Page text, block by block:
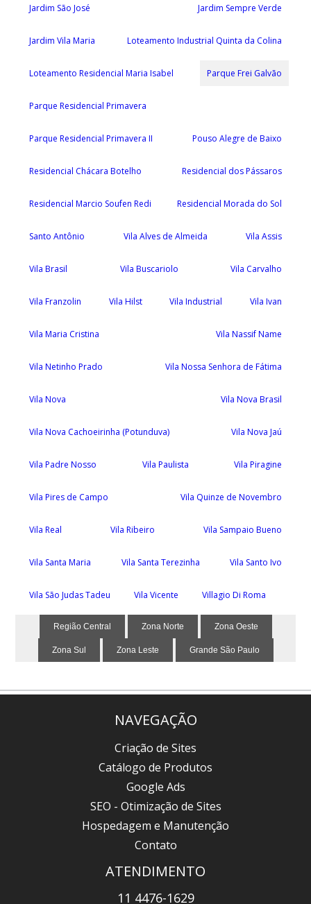
Jardim São José Jardim Sempre Verde
Jardim Vila Maria Loteamento Industrial Quinta da Colina
Loteamento Residencial Maria Isabel Parque Frei Galvão
Parque Residencial Primavera
Parque Residencial Primavera II Pouso Alegre de Baixo
Residencial Chácara Botelho Residencial dos Pássaros
Residencial Marcio Soufen Redi Residencial Morada do Sol
Santo Antônio Vila Alves de Almeida Vila Assis
Vila Brasil Vila Buscariolo Vila Carvalho
Vila Franzolin Vila Hilst Vila Industrial Vila Ivan
Vila Maria Cristina Vila Nassif Name
Vila Netinho Prado Vila Nossa Senhora de Fátima
Vila Nova Vila Nova Brasil
Vila Nova Cachoeirinha (Potunduva) Vila Nova Jaú
Vila Padre Nosso Vila Paulista Vila Piragine
Vila Pires de Campo Vila Quinze de Novembro
Vila Real Vila Ribeiro Vila Sampaio Bueno
Vila Santa Maria Vila Santa Terezinha Vila Santo Ivo
Vila São Judas Tadeu Vila Vicente Villagio Di Roma
Região Central Zona Norte Zona Oeste
Zona Sul Zona Leste Grande São Paulo
NAVEGAÇÃO
Criação de Sites
Catálogo de Produtos
Google Ads
SEO - Otimização de Sites
Hospedagem e Manutenção
Contato
ATENDIMENTO
11 4476-1629